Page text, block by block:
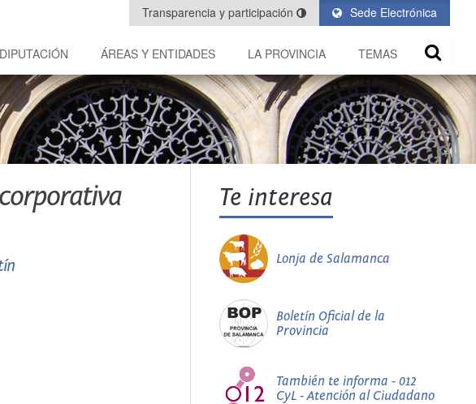
Sede Electrónica
Transparencia y participación
ÁREAS Y ENTIDADES LA PROVINCIA TEMAS
Te interesa
Lonja de Salamanca
Boletín Oficial de la
Provincia
También te informa - 012
CyL - Atención al Ciudadano